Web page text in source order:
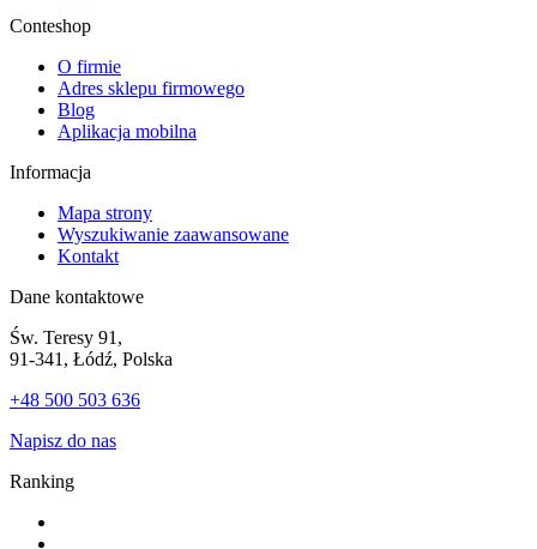
Conteshop
O firmie
Adres sklepu firmowego
Blog
Aplikacja mobilna
Informacja
Mapa strony
Wyszukiwanie zaawansowane
Kontakt
Dane kontaktowe
Św. Teresy 91,
91-341, Łódź, Polska
+48 500 503 636
Napisz do nas
Ranking